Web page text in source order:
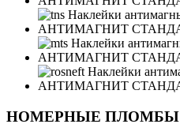
НОМЕРНЫЕ ПЛОМБЫ